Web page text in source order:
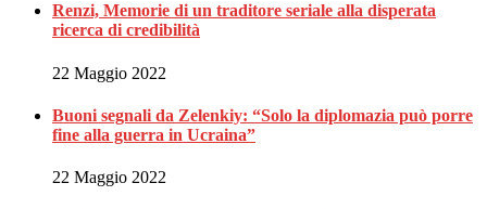
Renzi, Memorie di un traditore seriale alla disperata
ricerca di credibilità
22 Maggio 2022
Buoni segnali da Zelenkiy: “Solo la diplomazia può porre
fine alla guerra in Ucraina”
22 Maggio 2022